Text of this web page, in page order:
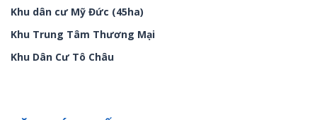
Khu dân cư Mỹ Đức (45ha)
Khu Trung Tâm Thương Mại
Khu Dân Cư Tô Châu